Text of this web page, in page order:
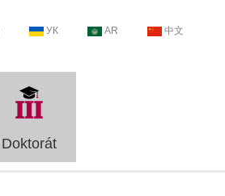
УК AR 中文
Doktorát